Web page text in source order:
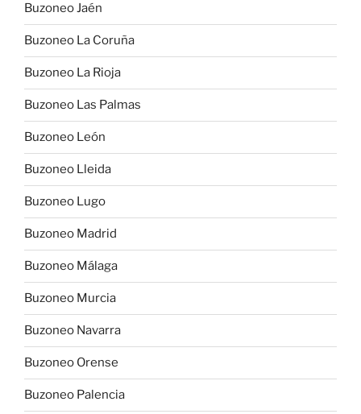
Buzoneo Jaén
Buzoneo La Coruña
Buzoneo La Rioja
Buzoneo Las Palmas
Buzoneo León
Buzoneo Lleida
Buzoneo Lugo
Buzoneo Madrid
Buzoneo Málaga
Buzoneo Murcia
Buzoneo Navarra
Buzoneo Orense
Buzoneo Palencia